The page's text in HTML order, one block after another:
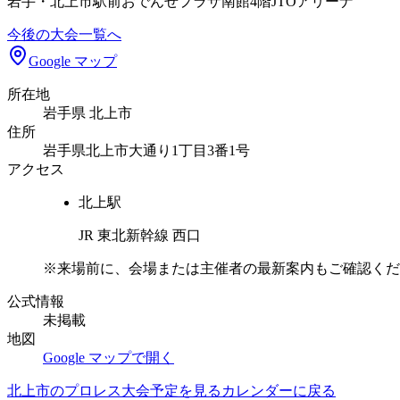
今後の大会一覧へ
Google マップ
所在地
岩手県 北上市
住所
岩手県北上市大通り1丁目3番1号
アクセス
北上駅
JR 東北新幹線 西口
※来場前に、会場または主催者の最新案内もご確認く
公式情報
未掲載
地図
Google マップで開く
北上市のプロレス大会予定を見る カレンダーに戻る